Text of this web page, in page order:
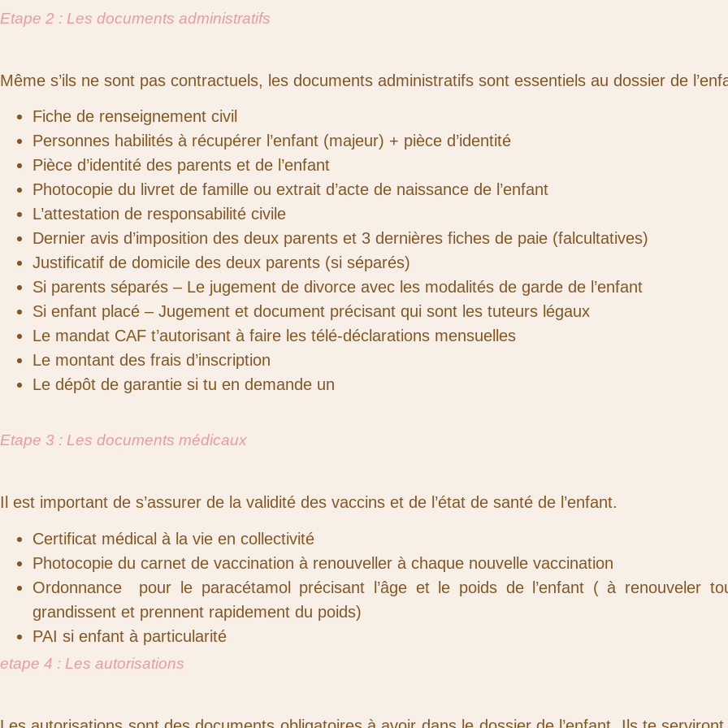
Etape 2 : Les documents administratifs
Même s’ils ne sont pas contractuels, les documents administratifs sont essentiels au dossier de
Fiche de renseignement civil
Personnes habilités à récupérer l’enfant (majeur) + pièce d’identité
Pièce d’identité des parents et de l’enfant
Photocopie du livret de famille ou extrait d’acte de naissance de l’enfant
L’attestation de responsabilité civile
Dernier avis d’imposition des deux parents et 3 dernières fiches de paie (falcultatives)
Justificatif de domicile des deux parents (si séparés)
Si parents séparés – Le jugement de divorce avec les modalités de garde de l’enfant
Si enfant placé – Jugement et document précisant qui sont les tuteurs légaux
Le mandat CAF t’autorisant à faire les télé-déclarations mensuelles
Le montant des frais d’inscription
Le dépôt de garantie si tu en demande un
Etape 3 : Les documents médicaux
Il est important de s’assurer de la validité des vaccins et de l’état de santé de l’enfant.
Certificat médical à la vie en collectivité
Photocopie du carnet de vaccination à renouveller à chaque nouvelle vaccination
Ordonnance pour le paracétamol précisant l’âge et le poids de l’enfant ( à renouveler
grandissent et prennent rapidement du poids)
PAI si enfant à particularité
etape 4 : Les autorisations